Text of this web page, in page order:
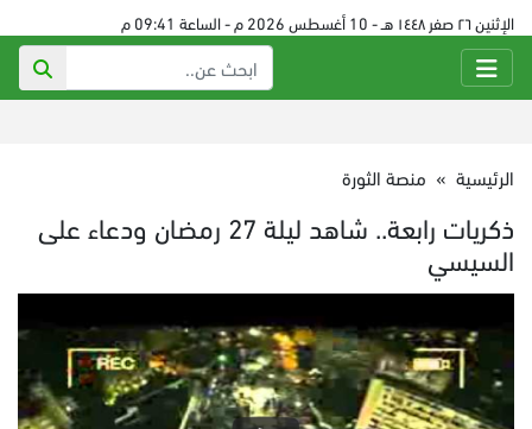
الإثنين ٢٦ صفر ١٤٤٨ هـ - 10 أغسطس 2026 م - الساعة 09:41 م
الرئيسية » منصة الثورة
ذكريات رابعة.. شاهد ليلة 27 رمضان ودعاء على
السيسي